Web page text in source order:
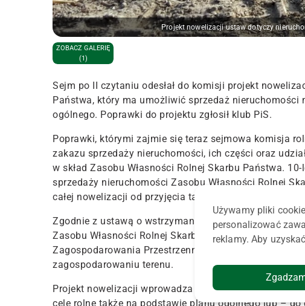
Projekt nowelizacji ustaw dotyczy
ZOBACZ GALERIĘ
(1)
Sejm po II czytaniu odesłał do komisji projekt
Państwa, który ma umożliwić sprzedaż
ogólnego. Poprawki do projektu zgłosił klub PiS.
Poprawki, którymi zajmie się teraz sejmowa komisja
zakazu sprzedaży nieruchomości, ich części oraz
w skład Zasobu Własności Rolnej Skarbu Państwa.
sprzedaży nieruchomości Zasobu Własności Rolnej
całej nowelizacji od przyjęcia takiej poprawki.
Zgodnie z ustawą o wstrzymaniu sprzedaży z 2016 r.,
Zasobu Własności Rolnej Skarbu Państwa, które nie
Zagospodarowania Przestrzennego, lub mają
zagospodarowaniu terenu.
Projekt nowelizacji wprowadza możliwość sprzedaży
cele rolne także na podstawie planu ogólnego lub –
Używamy pliki
personalizować
reklamy. Aby